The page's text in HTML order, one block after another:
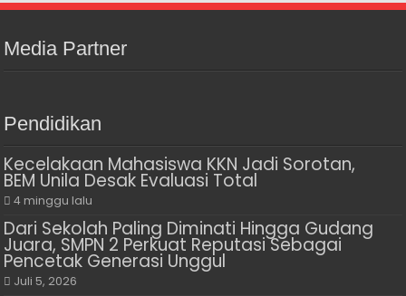
Media Partner
Pendidikan
Kecelakaan Mahasiswa KKN Jadi Sorotan,
BEM Unila Desak Evaluasi Total
4 minggu lalu
Dari Sekolah Paling Diminati Hingga Gudang
Juara, SMPN 2 Perkuat Reputasi Sebagai
Pencetak Generasi Unggul
Juli 5, 2026